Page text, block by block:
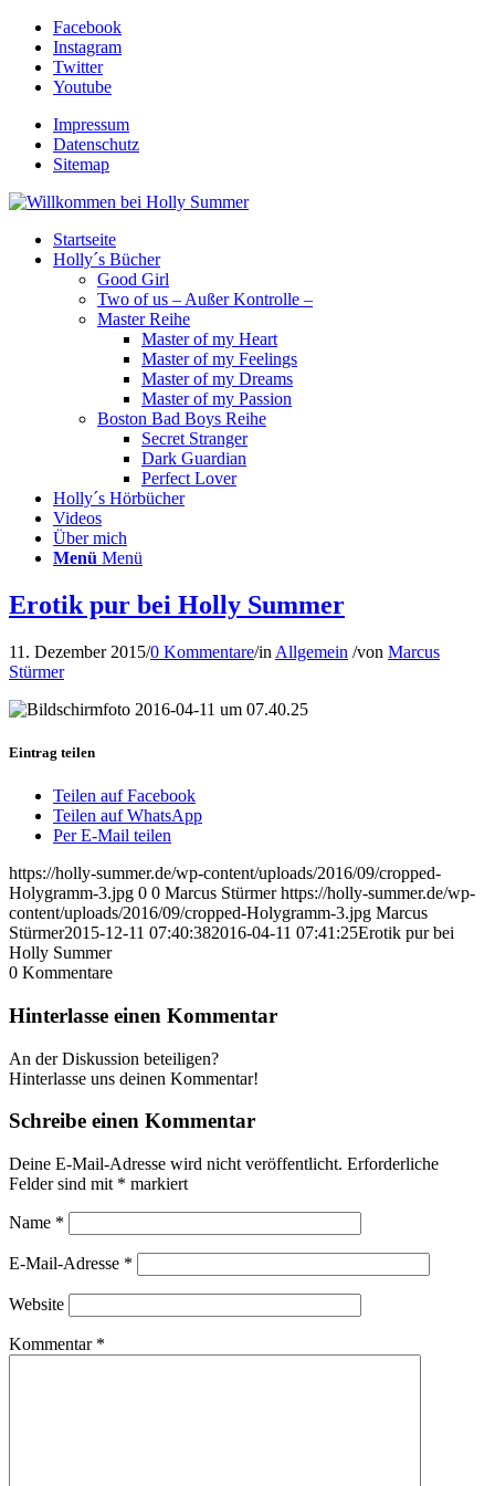
Facebook
Instagram
Twitter
Youtube
Impressum
Datenschutz
Sitemap
Startseite
Holly´s Bücher
Good Girl
Two of us – Außer Kontrolle –
Master Reihe
Master of my Heart
Master of my Feelings
Master of my Dreams
Master of my Passion
Boston Bad Boys Reihe
Secret Stranger
Dark Guardian
Perfect Lover
Holly´s Hörbücher
Videos
Über mich
Menü Menü
Erotik pur bei Holly Summer
11. Dezember 2015/0 Kommentare/in Allgemein /von Marcus
Stürmer
Eintrag teilen
Teilen auf Facebook
Teilen auf WhatsApp
Per E-Mail teilen
https://holly-summer.de/wp-content/uploads/2016/09/cropped-
Holygramm-3.jpg 0 0 Marcus Stürmer https://holly-summer.de/wp-
content/uploads/2016/09/cropped-Holygramm-3.jpg Marcus
Stürmer2015-12-11 07:40:382016-04-11 07:41:25Erotik pur bei
Holly Summer
0 Kommentare
Hinterlasse einen Kommentar
An der Diskussion beteiligen?
Hinterlasse uns deinen Kommentar!
Schreibe einen Kommentar
Deine E-Mail-Adresse wird nicht veröffentlicht. Erforderliche
Felder sind mit * markiert
Name *
E-Mail-Adresse *
Website
Kommentar *